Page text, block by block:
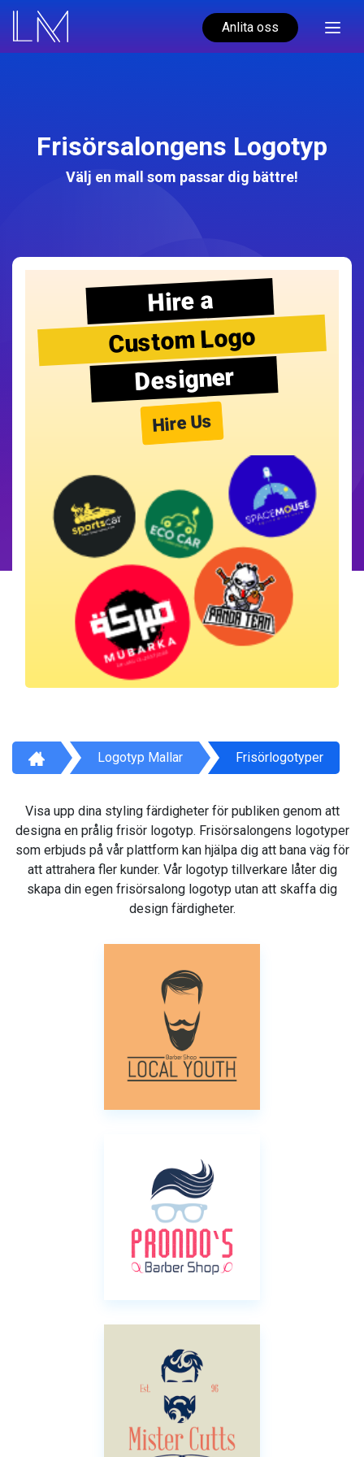
Anlita oss
Frisörsalongens Logotyp
Välj en mall som passar dig bättre!
Hire a
Custom Logo
Designer
Hire Us
Logotyp Mallar Frisörlogotyper
Visa upp dina styling färdigheter för publiken genom att
designa en prålig frisör logotyp. Frisörsalongens logotyper
som erbjuds på vår plattform kan hjälpa dig att bana väg för
att attrahera fler kunder. Vår logotyp tillverkare låter dig
skapa din egen frisörsalong logotyp utan att skaffa dig
design färdigheter.